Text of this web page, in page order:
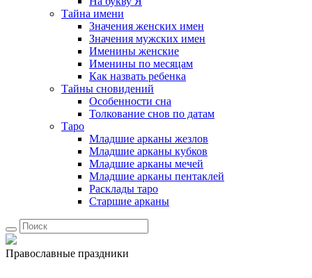
Тайна имени
Значения женских имен
Значения мужских имен
Именины женские
Именины по месяцам
Как назвать ребенка
Тайны сновидений
Особенности сна
Толкование снов по датам
Таро
Младшие арканы жезлов
Младшие арканы кубков
Младшие арканы мечей
Младшие арканы пентаклей
Расклады таро
Старшие арканы
Православные праздники